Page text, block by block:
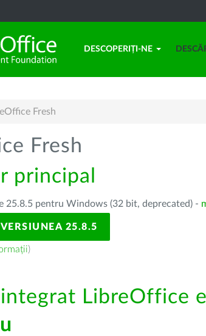
DESCOPERIȚI-NE
Fresh
Fresh
principal
25.8.5 pentru Windows (32 bit, deprecated) -
25.8.5
)
LibreOffice